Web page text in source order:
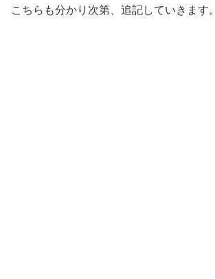
こちらも分かり次第、追記していきます。